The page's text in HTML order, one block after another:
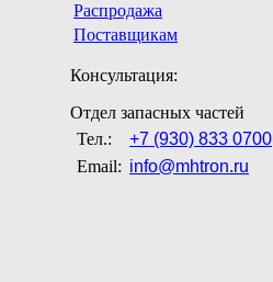
Распродажа
Поставщикам
Консультация:
Отдел запасных частей
Тел.:
+7 (930) 833 0700
Email: info@mhtron.ru